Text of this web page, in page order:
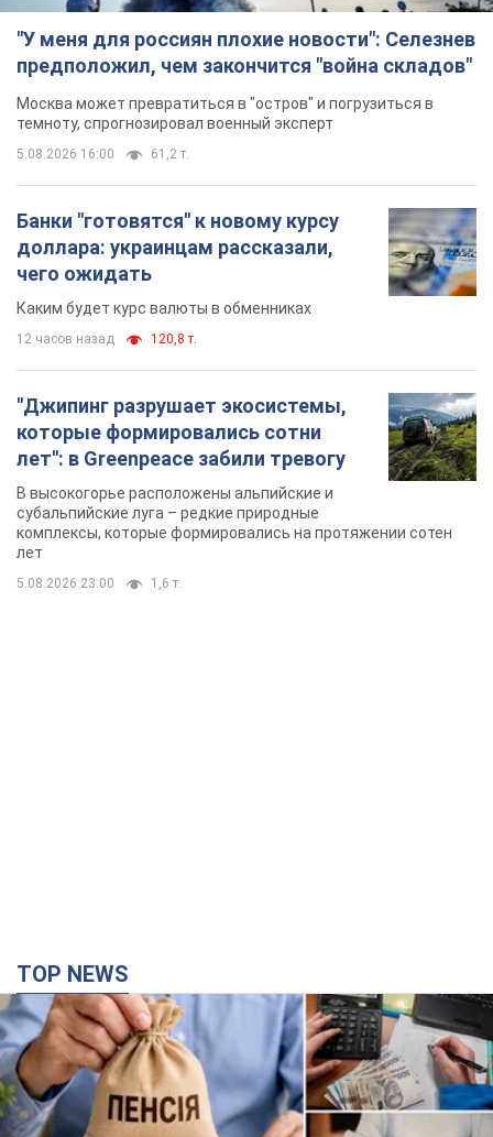
"У меня для россиян плохие новости": Селезнев
предположил, чем закончится "война складов"
Москва может превратиться в "остров" и погрузиться в
темноту, спрогнозировал военный эксперт
5.08.2026 16:00 61,2 т.
Банки "готовятся" к новому курсу
доллара: украинцам рассказали,
чего ожидать
Каким будет курс валюты в обменниках
12 часов назад 120,8 т.
"Джипинг разрушает экосистемы,
которые формировались сотни
лет": в Greenpeace забили тревогу
В высокогорье расположены альпийские и
субальпийские луга – редкие природные
комплексы, которые формировались на протяжении сотен
лет
5.08.2026 23:00 1,6 т.
TOP NEWS